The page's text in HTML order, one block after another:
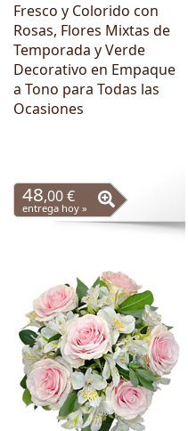
Fresco y Colorido con
Rosas, Flores Mixtas de
Temporada y Verde
Decorativo en Empaque
a Tono para Todas las
Ocasiones
48,00 €
entrega hoy »